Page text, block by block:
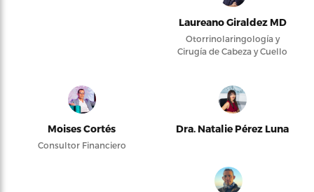
Laureano Giraldez MD
Otorrinolaringología y
Cirugía de Cabeza y Cuello
Moises Cortés
Consultor Financiero
Dra. Natalie Pérez Luna